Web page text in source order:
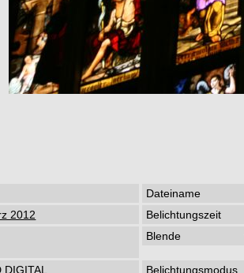
Dateiname
2012 Belichtungszeit
Blende
Belichtungsmodus